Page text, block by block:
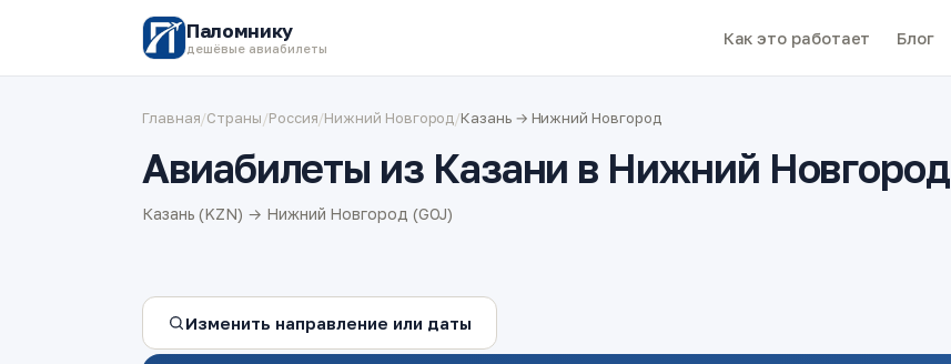
Паломнику
дешёвые авиабилеты
Как это работает Блог
Главная/Страны/Россия/Нижний Новгород/Казань → Нижний Новгород
Авиабилеты из Казани в Нижний Новгород
Казань (KZN) → Нижний Новгород (GOJ)
Изменить направление или даты